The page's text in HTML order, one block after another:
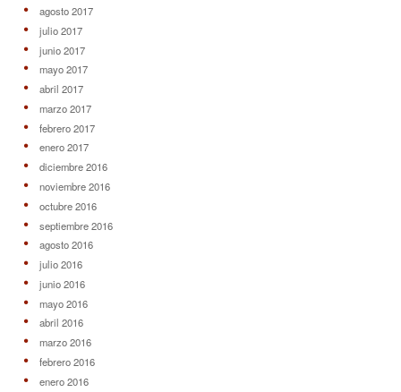
agosto 2017
julio 2017
junio 2017
mayo 2017
abril 2017
marzo 2017
febrero 2017
enero 2017
diciembre 2016
noviembre 2016
octubre 2016
septiembre 2016
agosto 2016
julio 2016
junio 2016
mayo 2016
abril 2016
marzo 2016
febrero 2016
enero 2016